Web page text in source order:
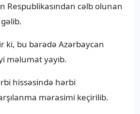
Respublikasından cəlb olunan
ki, bu barədə Azərbaycan
məlumat yayıb.
hissəsində hərbi
mərasimi keçirilib.